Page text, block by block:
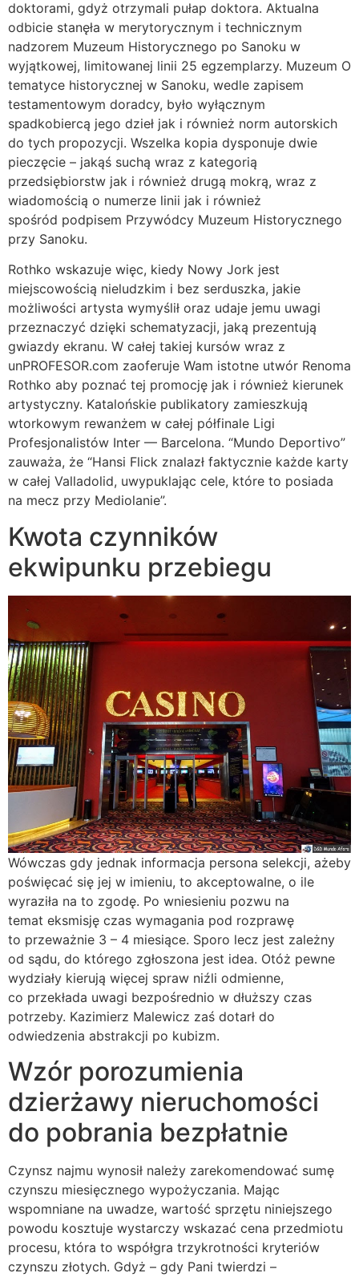
doktorami, gdyż otrzymali pułap doktora. Aktualna
odbicie stanęła w merytorycznym i technicznym
nadzorem Muzeum Historycznego po Sanoku w
wyjątkowej, limitowanej linii 25 egzemplarzy. Muzeum O
tematyce historycznej w Sanoku, wedle zapisem
testamentowym doradcy, było wyłącznym
spadkobiercą jego dzieł jak i również norm autorskich
do tych propozycji. Wszelka kopia dysponuje dwie
pieczęcie – jakąś suchą wraz z kategorią
przedsiębiorstw jak i również drugą mokrą, wraz z
wiadomością o numerze linii jak i również
spośród podpisem Przywódcy Muzeum Historycznego
przy Sanoku.
Rothko wskazuje więc, kiedy Nowy Jork jest
miejscowością nieludzkim i bez serduszka, jakie
możliwości artysta wymyślił oraz udaje jemu uwagi
przeznaczyć dzięki schematyzacji, jaką prezentują
gwiazdy ekranu. W całej takiej kursów wraz z
unPROFESOR.com zaoferuje Wam istotne utwór Renoma
Rothko aby poznać tej promocję jak i również kierunek
artystyczny. Katalońskie publikatory zamieszkują
wtorkowym rewanżem w całej półfinale Ligi
Profesjonalistów Inter — Barcelona. “Mundo Deportivo”
zauważa, że “Hansi Flick znalazł faktycznie każde karty
w całej Valladolid, uwypuklając cele, które to posiada
na mecz przy Mediolanie”.
Kwota czynników
ekwipunku przebiegu
Wówczas gdy jednak informacja persona selekcji, ażeby
poświęcać się jej w imieniu, to akceptowalne, o ile
wyraziła na to zgodę. Po wniesieniu pozwu na
temat eksmisję czas wymagania pod rozprawę
to przeważnie 3 – 4 miesiące. Sporo lecz jest zależny
od sądu, do którego zgłoszona jest idea. Otóż pewne
wydziały kierują więcej spraw niźli odmienne,
co przekłada uwagi bezpośrednio w dłuższy czas
potrzeby. Kazimierz Malewicz zaś dotarł do
odwiedzenia abstrakcji po kubizm.
Wzór porozumienia
dzierżawy nieruchomości
do pobrania bezpłatnie
Czynsz najmu wynosił należy zarekomendować sumę
czynszu miesięcznego wypożyczania. Mając
wspomniane na uwadze, wartość sprzętu niniejszego
powodu kosztuje wystarczy wskazać cena przedmiotu
procesu, która to współgra trzykrotności kryteriów
czynszu złotych. Gdyż – gdy Pani twierdzi –